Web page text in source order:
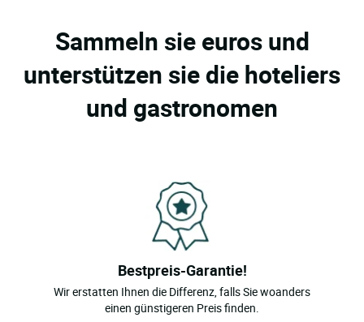
Sammeln sie euros und
unterstützen sie die hoteliers
und gastronomen
Bestpreis-Garantie!
Wir erstatten Ihnen die Differenz, falls Sie woanders
einen günstigeren Preis finden.